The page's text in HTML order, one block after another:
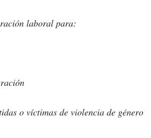
laboral para:
o víctimas de violencia de género